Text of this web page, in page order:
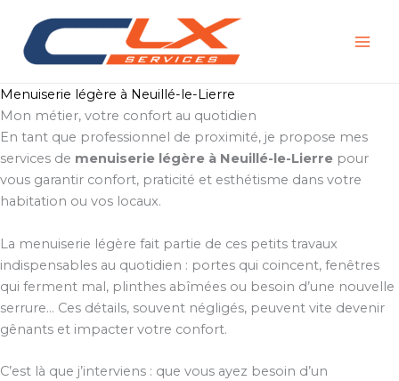
contenu
Menuiserie légère à Neuillé-le-Lierre
Mon métier, votre confort au quotidien
En tant que professionnel de proximité, je propose mes
services de menuiserie légère à Neuillé-le-Lierre pour
vous garantir confort, praticité et esthétisme dans votre
habitation ou vos locaux.
La menuiserie légère fait partie de ces petits travaux
indispensables au quotidien : portes qui coincent, fenêtres
qui ferment mal, plinthes abîmées ou besoin d’une nouvelle
serrure… Ces détails, souvent négligés, peuvent vite devenir
gênants et impacter votre confort.
C’est là que j’interviens : que vous ayez besoin d’un